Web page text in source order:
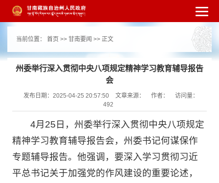
网站无障
碍 打开适老化模式 登录
当前位置： 首页 >> 甘南要闻 >> 正文
州委举行深入贯彻中央八项规定精神学习教育辅导报告
会
发布日期：2025-04-25 20:57:50 文章来源： 作者：
访问量：
492
4月25日，州委举行深入贯彻中央八项规定
精神学习教育辅导报告会，州委书记何谋保作
专题辅导报告。他强调，要深入学习贯彻习近
平总书记关于加强党的作风建设的重要论述，